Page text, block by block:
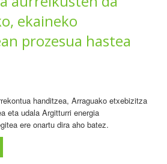
ekaineko
prozesua hastea
handitzea, Arraguako etxebizitza
eta udala Argitturri energia
ere onartu dira aho batez.